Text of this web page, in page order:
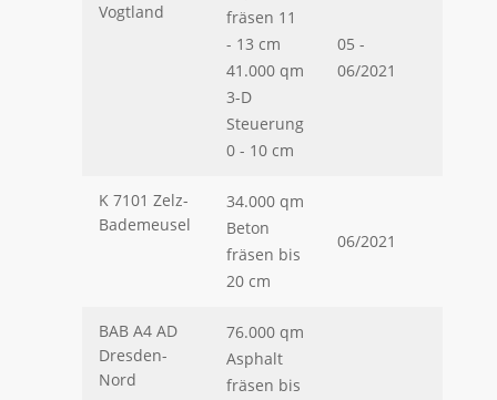
Vogtland
fräsen 11
- 13 cm
41.000 qm
3-D
Steuerung
0 - 10 cm
05 -
06/2021
K 7101 Zelz-
Bademeusel
34.000 qm
Beton
fräsen bis
20 cm
06/2021
BAB A4 AD
Dresden-
Nord
76.000 qm
Asphalt
fräsen bis